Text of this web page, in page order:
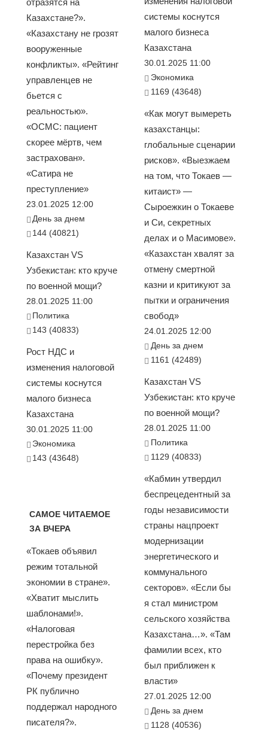
отразятся на
Казахстане?».
«Казахстану не грозят
вооруженные
конфликты». «Рейтинг
управленцев не
бьется с
реальностью».
«ОСМС: пациент
скорее мёртв, чем
застрахован».
«Сатира не
преступление»
23.01.2025 12:00
День за днем
144 (40821)
Казахстан VS
Узбекистан: кто круче
по военной мощи?
28.01.2025 11:00
Политика
143 (40833)
Рост НДС и
изменения налоговой
системы коснутся
малого бизнеса
Казахстана
30.01.2025 11:00
Экономика
143 (43648)
САМОЕ ЧИТАЕМОЕ
ЗА ВЧЕРА
«Токаев объявил
режим тотальной
экономии в стране».
«Хватит мыслить
шаблонами!».
«Налоговая
перестройка без
права на ошибку».
«Почему президент
РК публично
поддержал народного
писателя?».
системы коснутся
малого бизнеса
Казахстана
30.01.2025 11:00
Экономика
1169 (43648)
«Как могут вымереть
казахстанцы:
глобальные сценарии
рисков». «Выезжаем
на том, что Токаев —
китаист» —
Сыроежкин о Токаеве
и Си, секретных
делах и о Масимове».
«Казахстан хвалят за
отмену смертной
казни и критикуют за
пытки и ограничения
свобод»
24.01.2025 12:00
День за днем
1161 (42489)
Казахстан VS
Узбекистан: кто круче
по военной мощи?
28.01.2025 11:00
Политика
1129 (40833)
«Кабмин утвердил
беспрецедентный за
годы независимости
страны нацпроект
модернизации
энергетического и
коммунального
секторов». «Если бы
я стал министром
сельского хозяйства
Казахстана…». «Там
фамилии всех, кто
был приближен к
власти»
27.01.2025 12:00
День за днем
1128 (40536)